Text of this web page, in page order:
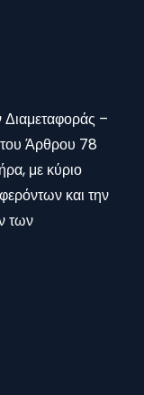
–
Άρθρου 78
με κύριο
και την
των